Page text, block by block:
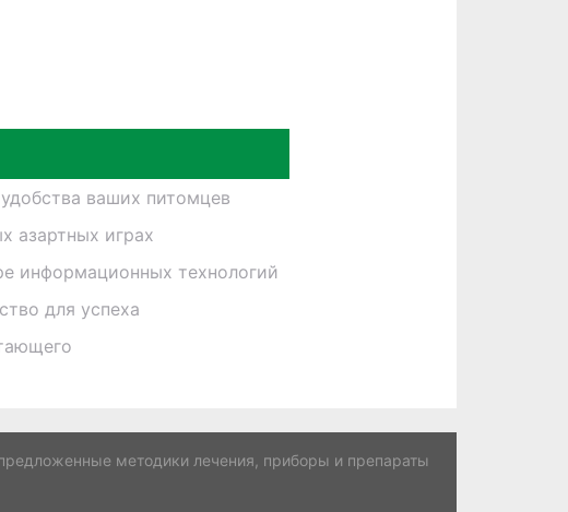
ваших питомцев
азартных играх
информационных технологий
для успеха
методики лечения, приборы и препараты